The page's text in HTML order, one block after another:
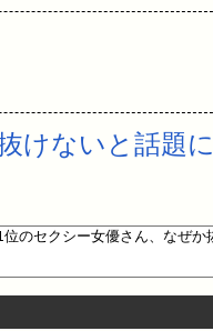
けないと話題に